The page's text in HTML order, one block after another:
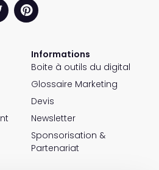
Informations
Boite à outils du digital
Glossaire Marketing
Devis
Newsletter
Sponsorisation &
Partenariat